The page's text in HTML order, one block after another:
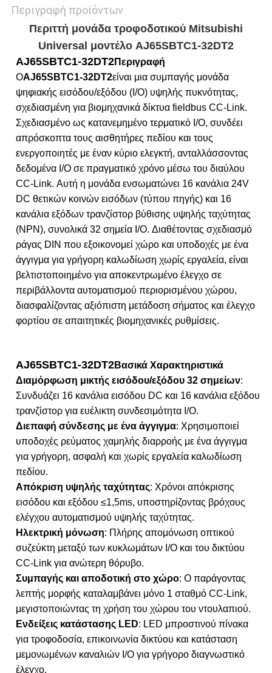
Περιγραφή προϊόντων
Περιττή μονάδα τροφοδοτικού Mitsubishi
Universal μοντέλο AJ65SBTC1-32DT2
AJ65SBTC1-32DT2Περιγραφή
ΟAJ65SBTC1-32DT2είναι μια συμπαγής μονάδα
ψηφιακής εισόδου/εξόδου (I/O) υψηλής πυκνότητας,
σχεδιασμένη για βιομηχανικά δίκτυα fieldbus CC-Link.
Σχεδιασμένο ως κατανεμημένο τερματικό I/O, συνδέει
απρόσκοπτα τους αισθητήρες πεδίου και τους
ενεργοποιητές με έναν κύριο ελεγκτή, ανταλλάσσοντας
δεδομένα I/O σε πραγματικό χρόνο μέσω του διαύλου
CC-Link. Αυτή η μονάδα ενσωματώνει 16 κανάλια 24V
DC θετικών κοινών εισόδων (τύπου πηγής) και 16
κανάλια εξόδων τρανζίστορ βύθισης υψηλής ταχύτητας
(NPN), συνολικά 32 σημεία I/O. Διαθέτοντας σχεδιασμό
ράγας DIN που εξοικονομεί χώρο και υποδοχές με ένα
άγγιγμα για γρήγορη καλωδίωση χωρίς εργαλεία, είναι
βελτιστοποιημένο για αποκεντρωμένο έλεγχο σε
περιβάλλοντα αυτοματισμού περιορισμένου χώρου,
διασφαλίζοντας αξιόπιστη μετάδοση σήματος και έλεγχο
φορτίου σε απαιτητικές βιομηχανικές ρυθμίσεις.
AJ65SBTC1-32DT2Βασικά Χαρακτηριστικά
Διαμόρφωση μικτής εισόδου/εξόδου 32 σημείων:
Συνδυάζει 16 κανάλια εισόδου DC και 16 κανάλια εξόδου
τρανζίστορ για ευέλικτη συνδεσιμότητα I/O.
Διεπαφή σύνδεσης με ένα άγγιγμα: Χρησιμοποιεί
υποδοχές ρεύματος χαμηλής διαρροής με ένα άγγιγμα
για γρήγορη, ασφαλή και χωρίς εργαλεία καλωδίωση
πεδίου.
Απόκριση υψηλής ταχύτητας: Χρόνοι απόκρισης
εισόδου και εξόδου ≤1,5ms, υποστηρίζοντας βρόχους
ελέγχου αυτοματισμού υψηλής ταχύτητας.
Ηλεκτρική μόνωση: Πλήρης απομόνωση οπτικού
συζεύκτη μεταξύ των κυκλωμάτων I/O και του δικτύου
CC-Link για ανώτερη θόρυβο.
Συμπαγής και αποδοτική στο χώρο: Ο παράγοντας
λεπτής μορφής καταλαμβάνει μόνο 1 σταθμό CC-Link,
μεγιστοποιώντας τη χρήση του χώρου του ντουλαπιού.
Ενδείξεις κατάστασης LED: LED μπροστινού πίνακα
για τροφοδοσία, επικοινωνία δικτύου και κατάσταση
μεμονωμένων καναλιών I/O για γρήγορο διαγνωστικό
έλεγχο.